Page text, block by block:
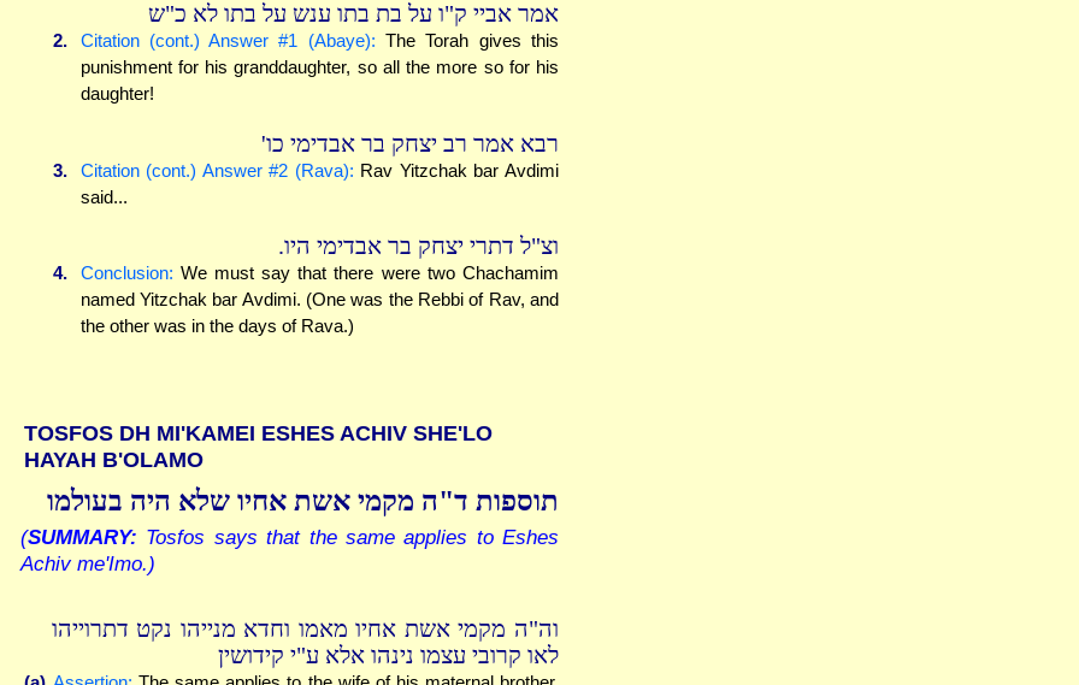
אמר אביי ק"ו על בת בתו ענש על בתו לא כ"ש
2. Citation (cont.) Answer #1 (Abaye): The Torah gives this
punishment for his granddaughter, so all the more so for his
daughter!
רבא אמר רב יצחק בר אבדימי כו'
3. Citation (cont.) Answer #2 (Rava): Rav Yitzchak bar Avdimi
said...
וצ"ל דתרי יצחק בר אבדימי היו.
4. Conclusion: We must say that there were two Chachamim
named Yitzchak bar Avdimi. (One was the Rebbi of Rav, and
the other was in the days of Rava.)
TOSFOS DH MI'KAMEI ESHES ACHIV SHE'LO
HAYAH B'OLAMO
תוספות ד"ה מקמי אשת אחיו שלא היה בעולמו
(SUMMARY: Tosfos says that the same applies to Eshes
Achiv me'Imo.)
וה"ה מקמי אשת אחיו מאמו וחדא מנייהו נקט דתרוייהו
לאו קרובי עצמו נינהו אלא ע"י קידושין